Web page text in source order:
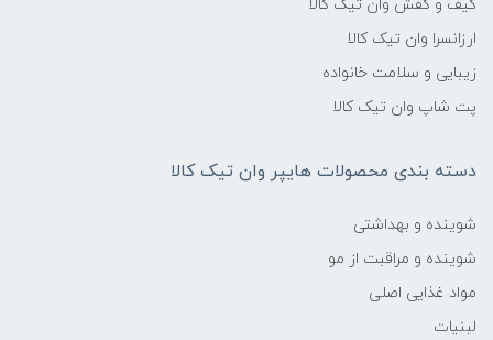
کیف و کفش وان تیک کالا
ارزانسرا وان تیک کالا
زیبایی و سلامت خانواده
پت شاپ وان تیک کالا
دسته بندی محصولات هایپر وان تیک کالا
شوینده و بهداشتی
شوینده و مراقبت از مو
مواد غذایی اصلی
لبنیات